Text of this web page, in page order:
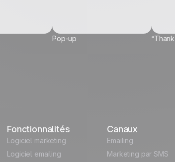
Pop-up
Fonctionnalités
Logiciel marketing
Logiciel emailing
Canaux
Emailing
Marketing par SMS